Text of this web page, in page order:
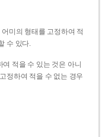
미의 형태를 고정하여 적
수 있다.
적을 수 있는 것은 아니
정하여 적을 수 없는 경우